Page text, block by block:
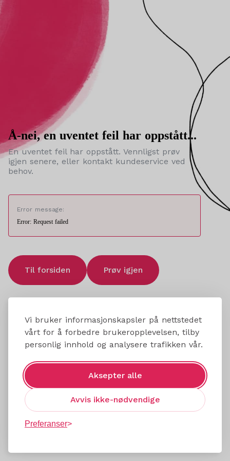
Vi bruker informasjonskapsler på nettstedet
vårt for å forbedre brukeropplevelsen, tilby
personlig innhold og analysere trafikken vår.
Aksepter alle
Avvis ikke-nødvendige
Preferanser
Å-nei, en uventet feil har oppstått...
En uventet feil har oppstått. Vennligst prøv
igjen senere, eller kontakt kundeservice ved
behov.
Error message:
Error: Request failed
Til forsiden Prøv igjen